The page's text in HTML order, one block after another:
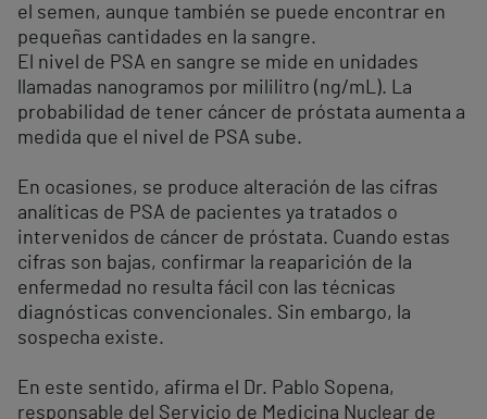
el semen, aunque también se puede encontrar en
pequeñas cantidades en la sangre.
El nivel de PSA en sangre se mide en unidades
llamadas nanogramos por mililitro (ng/mL). La
probabilidad de tener cáncer de próstata aumenta a
medida que el nivel de PSA sube.
En ocasiones, se produce alteración de las cifras
analíticas de PSA de pacientes ya tratados o
intervenidos de cáncer de próstata. Cuando estas
cifras son bajas, confirmar la reaparición de la
enfermedad no resulta fácil con las técnicas
diagnósticas convencionales. Sin embargo, la
sospecha existe.
En este sentido, afirma el Dr. Pablo Sopena,
responsable del Servicio de Medicina Nuclear de